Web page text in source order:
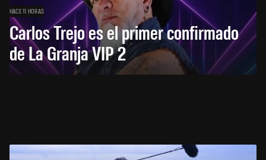
HACE 11 HORAS
Carlos Trejo es el primer confirmado
de La Granja VIP 2